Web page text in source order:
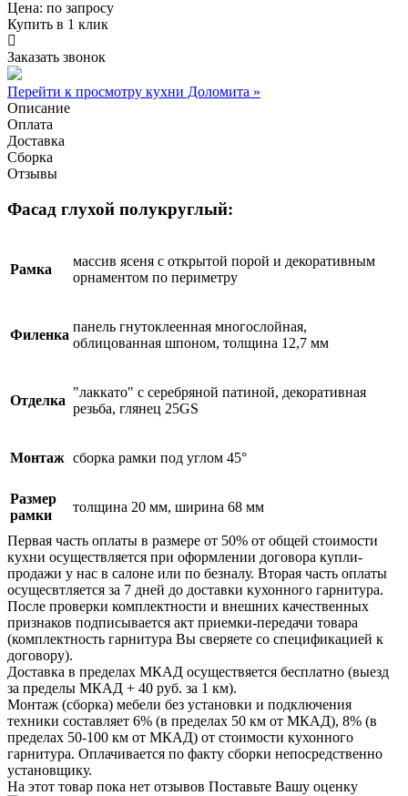
Цена: по запросу
Купить в 1 клик
Заказать звонок
Перейти к просмотру кухни Доломита »
Описание
Оплата
Доставка
Сборка
Отзывы
Фасад глухой полукруглый:
Рамка
массив ясеня с открытой порой и декоративным
орнаментом по периметру
Филенка
панель гнутоклеенная многослойная,
облицованная шпоном, толщина 12,7 мм
Отделка
"лаккато" с серебряной патиной, декоративная
резьба, глянец 25GS
Монтаж сборка рамки под углом 45°
Размер
рамки
толщина 20 мм, ширина 68 мм
Первая часть оплаты в размере от 50% от общей стоимости
кухни осуществляется при оформлении договора купли-
продажи у нас в салоне или по безналу. Вторая часть оплаты
осущесвтляется за 7 дней до доставки кухонного гарнитура.
После проверки комплектности и внешних качественных
признаков подписывается акт приемки-передачи товара
(комплектность гарнитура Вы сверяете со спецификацией к
договору).
Доставка в пределах МКАД осуществяется бесплатно (выезд
за пределы МКАД + 40 руб. за 1 км).
Монтаж (сборка) мебели без установки и подключения
техники составляет 6% (в пределах 50 км от МКАД), 8% (в
пределах 50-100 км от МКАД) от стоимости кухонного
гарнитура. Оплачивается по факту сборки непосредственно
установщику.
На этот товар пока нет отзывов Поставьте Вашу оценку